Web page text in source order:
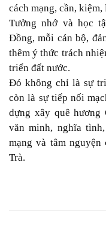
cách mạng, cần,
Tưởng nhớ và học
Đồng, mỗi cán bộ,
thêm ý thức trách
triển đất nước.
Đó không chỉ là sự
còn là sự tiếp nối
dựng xây quê hương
văn minh, nghĩa
mạng và tâm
Trà.